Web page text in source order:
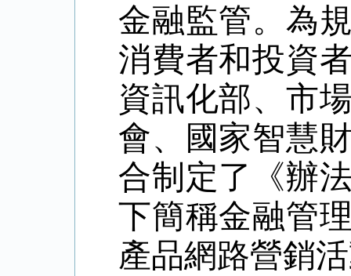
金融監管。為
消費者和投資
資訊化部、市
會、國家智慧
合制定了《辦
下簡稱金融管
產品網路營銷